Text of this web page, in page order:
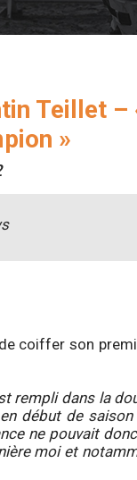
Teillet –
»
coiffer son
rempli dans la
début de
ne pouvait
moi et